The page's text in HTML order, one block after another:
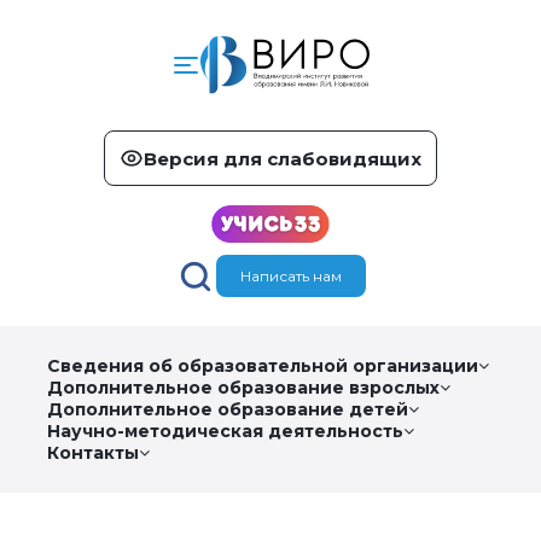
Версия для слабовидящих
Написать нам
Сведения об образовательной организации
Дополнительное образование взрослых
Дополнительное образование детей
Научно-методическая деятельность
Контакты